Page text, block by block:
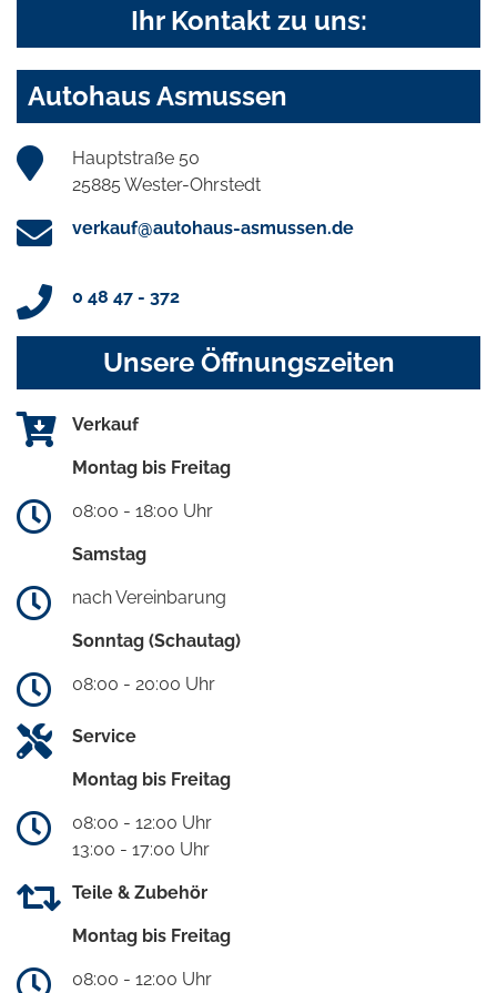
Ihr Kontakt zu uns:
Autohaus Asmussen
Hauptstraße 50
25885 Wester-Ohrstedt
verkauf@autohaus-asmussen.de
0 48 47 - 372
Unsere Öffnungszeiten
Verkauf
Montag bis Freitag
08:00 - 18:00 Uhr
Samstag
nach Vereinbarung
Sonntag (Schautag)
08:00 - 20:00 Uhr
Service
Montag bis Freitag
08:00 - 12:00 Uhr
13:00 - 17:00 Uhr
Teile & Zubehör
Montag bis Freitag
08:00 - 12:00 Uhr